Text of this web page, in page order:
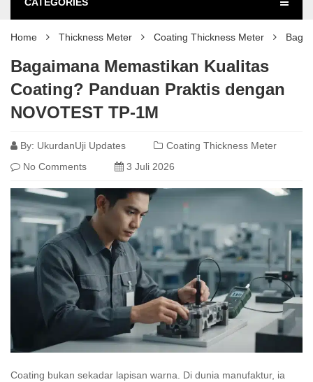
Home Thickness Meter Coating Thickness Meter
Bagaimana Memastikan Kualitas
Coating? Panduan Praktis dengan
NOVOTEST TP-1M
By: UkurdanUji Updates
Coating Thickness Meter
No Comments
3 Juli 2026
Coating bukan sekadar lapisan warna. Di dunia manufaktur, ia